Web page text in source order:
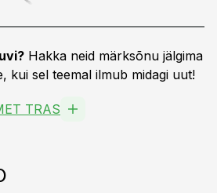
Hakka neid märksõnu jälgima
kui sel teemal ilmub midagi uut!
TRAS